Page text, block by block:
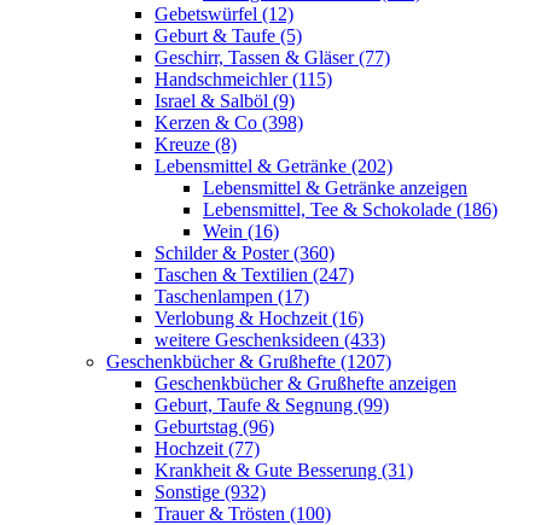
Gebetswürfel (12)
Geburt & Taufe (5)
Geschirr, Tassen & Gläser (77)
Handschmeichler (115)
Israel & Salböl (9)
Kerzen & Co (398)
Kreuze (8)
Lebensmittel & Getränke (202)
Lebensmittel & Getränke anzeigen
Lebensmittel, Tee & Schokolade (186)
Wein (16)
Schilder & Poster (360)
Taschen & Textilien (247)
Taschenlampen (17)
Verlobung & Hochzeit (16)
weitere Geschenksideen (433)
Geschenkbücher & Grußhefte (1207)
Geschenkbücher & Grußhefte anzeigen
Geburt, Taufe & Segnung (99)
Geburtstag (96)
Hochzeit (77)
Krankheit & Gute Besserung (31)
Sonstige (932)
Trauer & Trösten (100)